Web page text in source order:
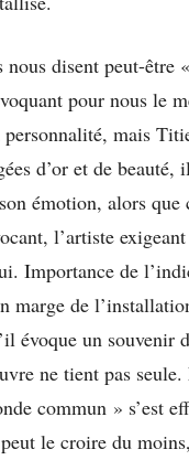
disent peut-être
pour nous le
mais
d’or et de beauté,
émotion, alors que
l’artiste
Importance de
marge de
évoque un souvenir
ne tient pas
commun » s’est
le croire du